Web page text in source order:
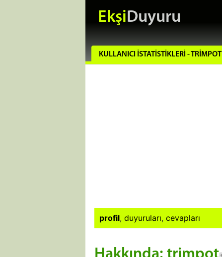
EkşiDuyuru
KULLANICI İSTATISTIKLERI - TRIMPOT
profil, duyuruları, cevapları